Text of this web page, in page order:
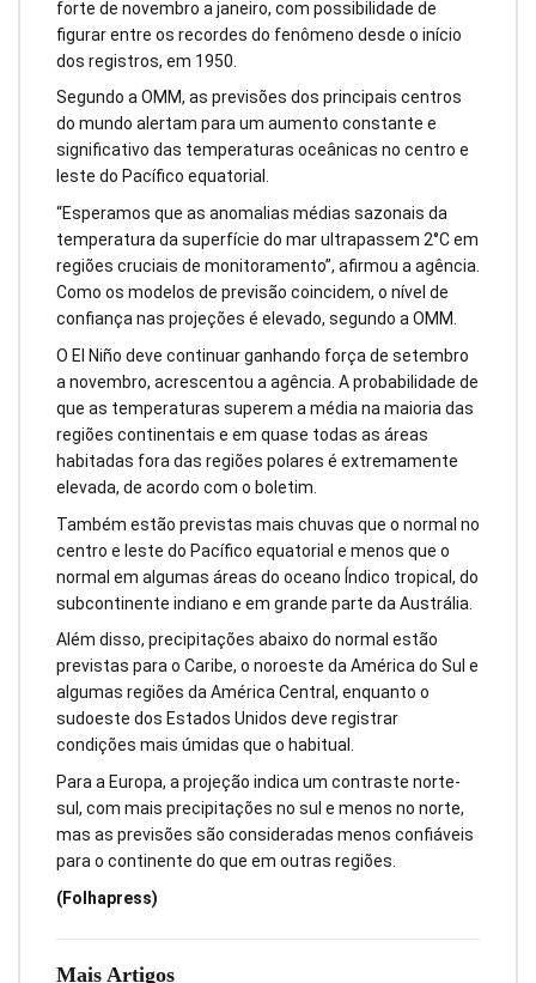
Mais Artigos
forte de novembro a janeiro, com possibilidade de
figurar entre os recordes do fenômeno desde o início
dos registros, em 1950.
Segundo a OMM, as previsões dos principais centros
do mundo alertam para um aumento constante e
significativo das temperaturas oceânicas no centro e
leste do Pacífico equatorial.
“Esperamos que as anomalias médias sazonais da
temperatura da superfície do mar ultrapassem 2°C em
regiões cruciais de monitoramento”, afirmou a agência.
Como os modelos de previsão coincidem, o nível de
confiança nas projeções é elevado, segundo a OMM.
O El Niño deve continuar ganhando força de setembro
a novembro, acrescentou a agência. A probabilidade de
que as temperaturas superem a média na maioria das
regiões continentais e em quase todas as áreas
habitadas fora das regiões polares é extremamente
elevada, de acordo com o boletim.
Também estão previstas mais chuvas que o normal no
centro e leste do Pacífico equatorial e menos que o
normal em algumas áreas do oceano Índico tropical, do
subcontinente indiano e em grande parte da Austrália.
Além disso, precipitações abaixo do normal estão
previstas para o Caribe, o noroeste da América do Sul e
algumas regiões da América Central, enquanto o
sudoeste dos Estados Unidos deve registrar
condições mais úmidas que o habitual.
Para a Europa, a projeção indica um contraste norte-
sul, com mais precipitações no sul e menos no norte,
mas as previsões são consideradas menos confiáveis
para o continente do que em outras regiões.
(Folhapress)